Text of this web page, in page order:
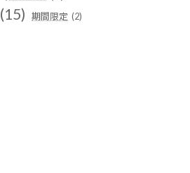
(15) 期間限定 (2)